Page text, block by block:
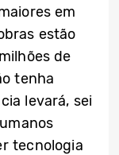
em
estão
de
tenha
levará, sei
tecnologia